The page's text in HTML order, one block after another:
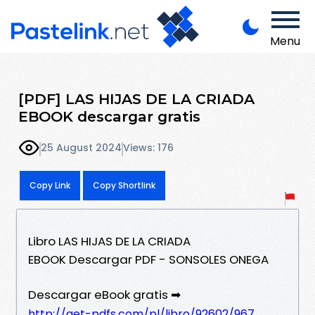
Menu
[PDF] LAS HIJAS DE LA CRIADA
EBOOK descargar gratis
25 August 2024Views: 176
Copy Link Copy Shortlink
Libro LAS HIJAS DE LA CRIADA
EBOOK Descargar PDF - SONSOLES ONEGA
Descargar eBook gratis ➡